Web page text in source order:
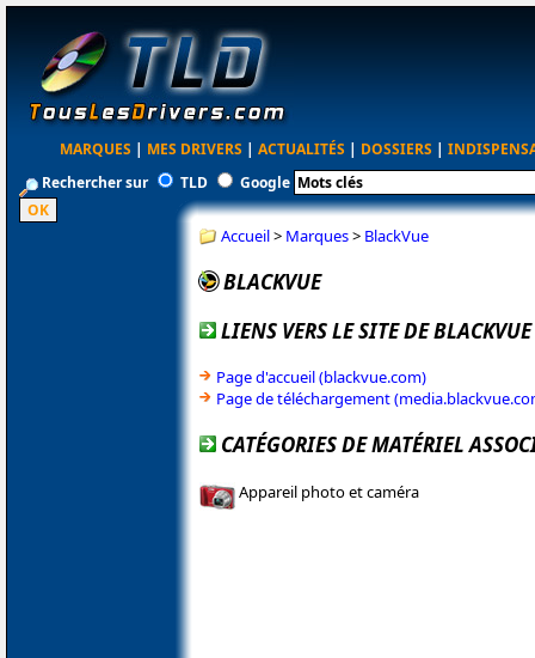
MARQUES | MES DRIVERS | ACTUALITÉS | DOSSIERS |
Rechercher sur
TLD Google
Accueil> Marques> BlackVue
BLACKVUE
LIENS VERS LE SITE DE BLACKVUE
Page d'accueil (blackvue.com)
Page de téléchargement
CATÉGORIES DE MATÉRIEL
Appareil photo et caméra